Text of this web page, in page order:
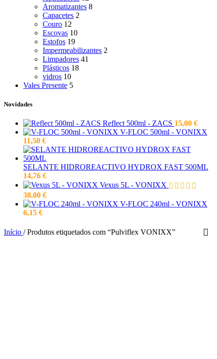
Aromatizantes 8
Capacetes 2
Couro 12
Escovas 10
Estofos 19
Impermeabilizantes 2
Limpadores 41
Plásticos 18
vidros 10
Vales Presente 5
Novidades
Reflect 500ml - ZACS 15,00 €
V-FLOC 500ml - VONIXX
11,50 €
SELANTE HIDROREACTIVO HYDROX FAST 500ML
14,76 €
Vexus 5L - VONIXX
38,00 €
V-FLOC 240ml - VONIXX
6,15 €
Início / Produtos etiquetados com “Pulviflex VONIXX”